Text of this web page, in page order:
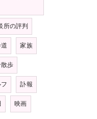
所の評判
家族
歩
訃報
映画